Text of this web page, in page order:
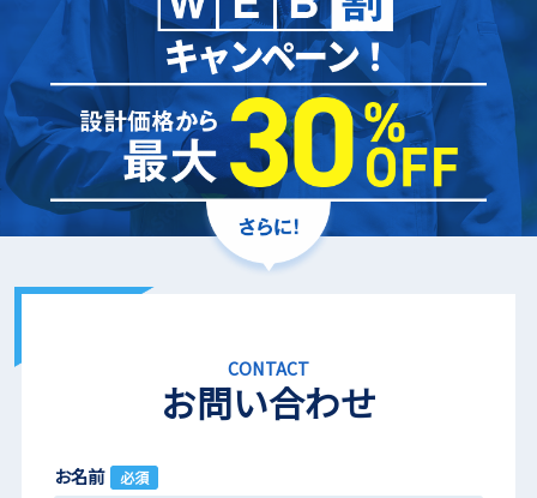
CONTACT
お問い合わせ
お名前 必須